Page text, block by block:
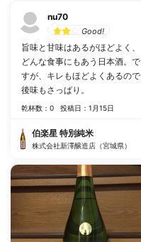
nu70
Good!
旨味と甘味はあるがほどよく、
どんな食事にもあう日本酒。で
すが、キレもほどよくあるので
後味もさっぱり。
乾杯数：0 投稿日：1月15日
伯楽星 特別純米
株式会社新澤醸造店（宮城県）